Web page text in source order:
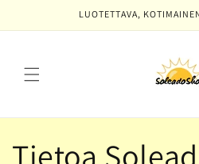
sisältöön
LUOTETTAVA,
Tietoa